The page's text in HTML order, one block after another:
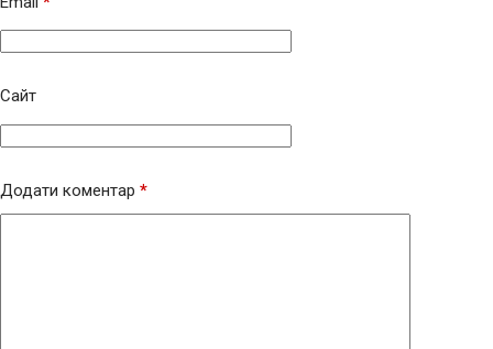
Сайт
Додати коментар *